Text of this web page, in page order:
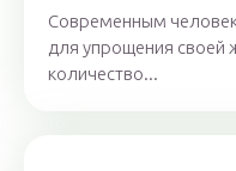
Современным
для упрощения своей
количество...